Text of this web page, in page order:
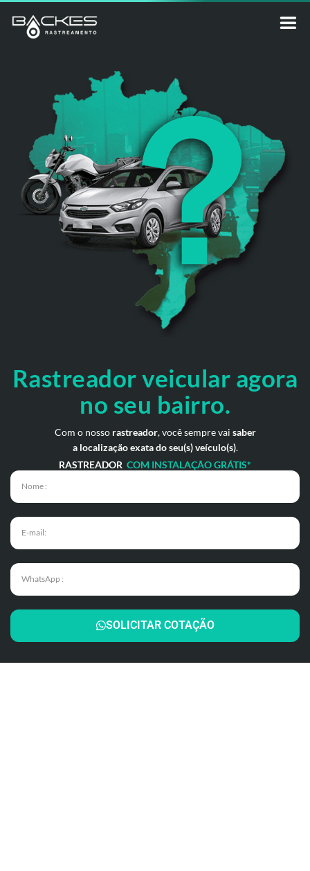
Rastreador veicular agora
no seu bairro.
Com o nosso rastreador, você sempre vai saber
a localização exata do seu(s) veículo(s).
RASTREADOR COM INSTALAÇÃO GRÁTIS*
SOLICITAR COTAÇÃO